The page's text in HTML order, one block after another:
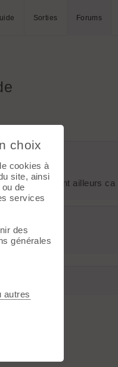
Sorties Forums
en descendant ailleurs ca
choix
cookies à
site, ainsi
de
services
des
générales
autres